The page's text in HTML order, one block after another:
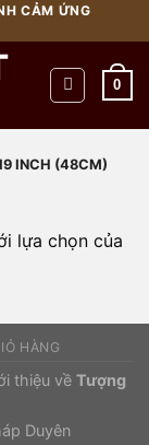
CẢM ỨNG
0
INCH (48CM)
lựa chọn của
HÀNG
thiệu về Tượng
Duyên